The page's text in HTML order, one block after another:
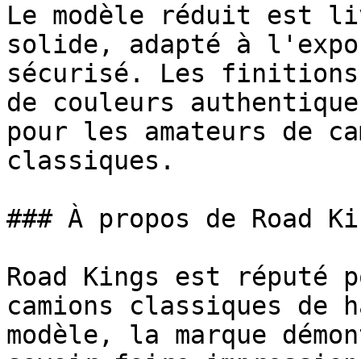
Le modèle réduit est
solide, adapté à
sécurisé. Les
de couleurs
pour les amateurs de
classiques.
### À propos de Road
Road Kings est réputé
camions classiques
modèle, la marque